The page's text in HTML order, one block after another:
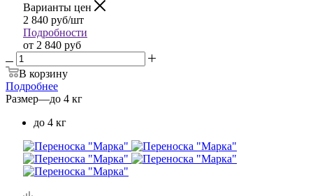
Варианты цен
2 840 руб/шт
Подробности
от 2 840 руб
В корзину
Подробнее
Размер—до 4 кг
до 4 кг